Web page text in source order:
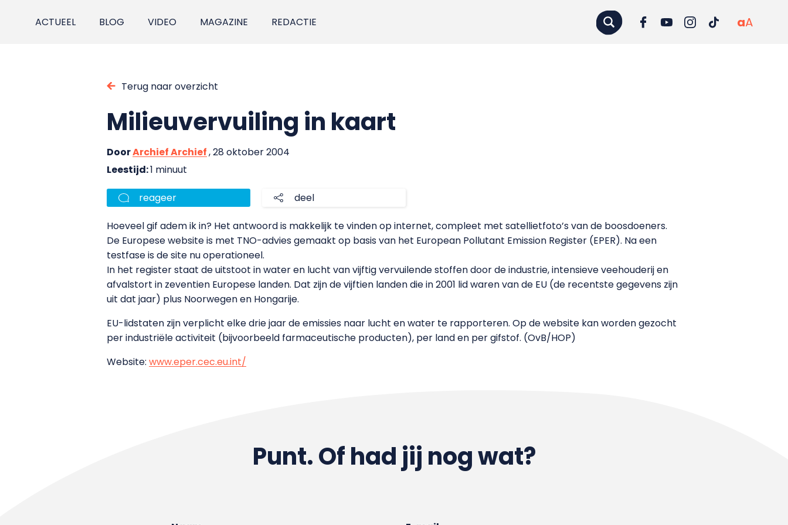
ACTUEEL BLOG VIDEO MAGAZINE REDACTIE aA
Terug naar overzicht
Milieuvervuiling in kaart
DoorArchief Archief, 28 oktober 2004
Leestijd:1 minuut
reageer deel
Hoeveel gif adem ik in? Het antwoord is makkelijk te vinden op internet, compleet met satellietfoto’s van de boosdoeners.
De Europese website is met TNO-advies gemaakt op basis van het European Pollutant Emission Register (EPER). Na een
testfase is de site nu operationeel.
In het register staat de uitstoot in water en lucht van vijftig vervuilende stoffen door de industrie, intensieve veehouderij en
afvalstort in zeventien Europese landen. Dat zijn de vijftien landen die in 2001 lid waren van de EU (de recentste gegevens zijn
uit dat jaar) plus Noorwegen en Hongarije.
EU-lidstaten zijn verplicht elke drie jaar de emissies naar lucht en water te rapporteren. Op de website kan worden gezocht
per industriële activiteit (bijvoorbeeld farmaceutische producten), per land en per gifstof. (OvB/HOP)
Website: www.eper.cec.eu.int/
Punt. Of had jij nog wat?